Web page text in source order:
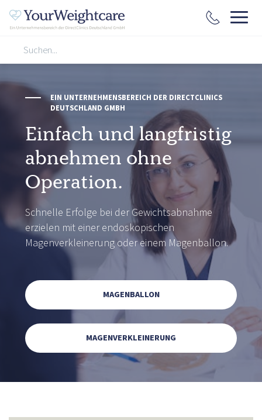
EIN UNTERNEHMENSBEREICH DER DIRECTCLINICS
DEUTSCHLAND GMBH
Einfach und langfristig
abnehmen ohne
Operation.
Schnelle Erfolge bei der Gewichtsabnahme
erzielen mit einer endoskopischen
Magenverkleinerung oder einem Magenballon.
MAGENBALLON
MAGENVERKLEINERUNG